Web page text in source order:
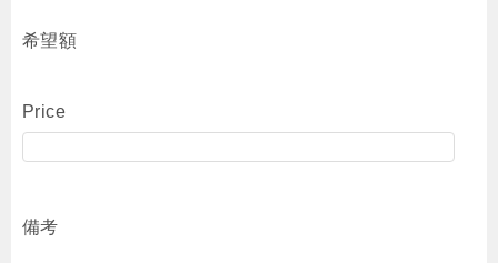
希望額
Price
備考